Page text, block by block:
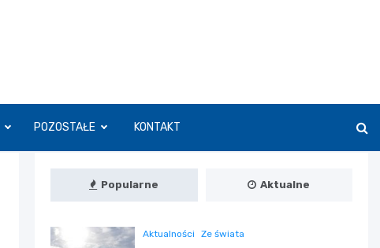
POZOSTAŁE KONTAKT
Popularne Aktualne
Aktualności Ze świata